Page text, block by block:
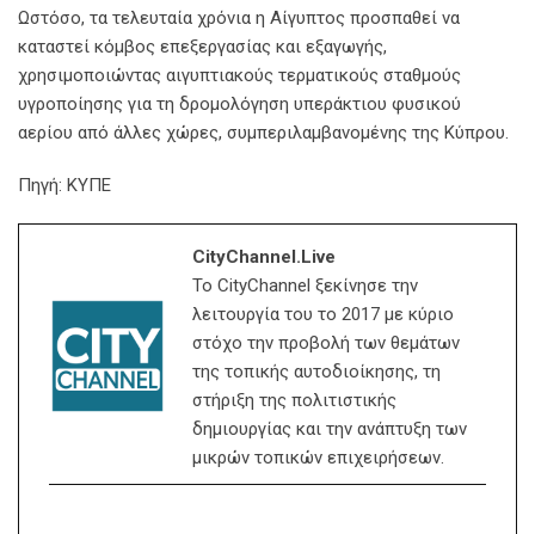
Ωστόσο, τα τελευταία χρόνια η Αίγυπτος προσπαθεί να
καταστεί κόμβος επεξεργασίας και εξαγωγής,
χρησιμοποιώντας αιγυπτιακούς τερματικούς σταθμούς
υγροποίησης για τη δρομολόγηση υπεράκτιου φυσικού
αερίου από άλλες χώρες, συμπεριλαμβανομένης της Κύπρου.
Πηγή: ΚΥΠΕ
CityChannel.live
Το CityChannel ξεκίνησε την
λειτουργία του το 2017 με κύριο
στόχο την προβολή των θεμάτων
της τοπικής αυτοδιοίκησης, τη
στήριξη της πολιτιστικής
δημιουργίας και την ανάπτυξη των
μικρών τοπικών επιχειρήσεων.